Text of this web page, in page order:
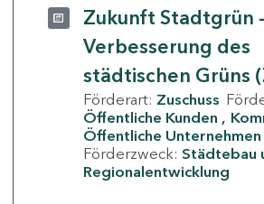
Zukunft Stadtgrün -
Verbesserung des
städtischen Grüns
Förderart: Zuschuss
Öffentliche Kunden
Öffentliche Unternehmen
Förderzweck: Städtebau
Regionalentwicklung